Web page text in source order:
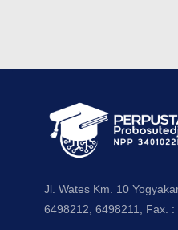
Jl. Wates Km. 10
6498212, 6498211, Fax.